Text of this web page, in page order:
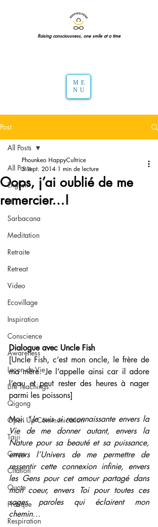
Raising consciousness, one smile at a time
ME
NU
Post
All Posts
English
FR
Sarbacana
Meditation
Retraite
Retreat
Video
Ecovillage
Inspiration
Conscience
Awareness
Leçon de Vie
Life Teachings
Qigong
Open Up Communication
Taiji
Corps
Citation
Quote
Pratique
Respiration
All Posts
Oops, j’ai oublié de me
remercier…!
Phounkeo HappyCultrice
5 sept. 2014 1 min de lecture
Dialogue avec Uncle Fish
[Uncle Fish, c’est mon oncle, le frère de
ma mère. Je l’appelle ainsi car il adore
l’eau et peut rester des heures à nager
parmi les poissons]
Moi: “Je suis si reconnaissante envers la
Vie de me donner autant, envers la
Nature pour sa beauté et sa puissance,
envers l’Univers de me permettre de
ressentir cette connexion infinie, envers
les Gens pour cet amour partagé dans
mon coeur, envers Toi pour toutes ces
sages paroles qui éclairent mon
chemin…